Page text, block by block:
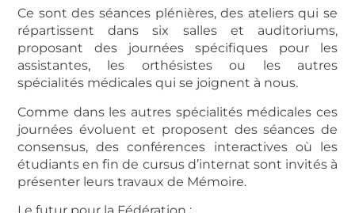
Ce sont des séances plénières, des ateliers qui se
répartissent dans six salles et auditoriums,
proposant des journées spécifiques pour les
assistantes, les orthésistes ou les autres
spécialités médicales qui se joignent à nous.
Comme dans les autres spécialités médicales ces
journées évoluent et proposent des séances de
consensus, des conférences interactives où les
étudiants en fin de cursus d’internat sont invités à
présenter leurs travaux de Mémoire.